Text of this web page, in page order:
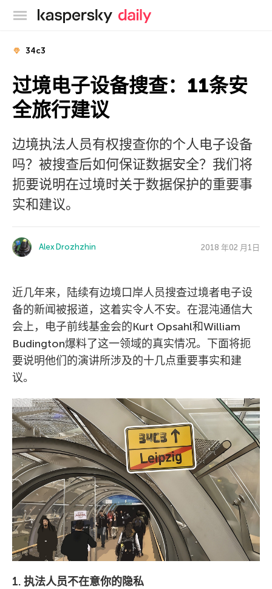
卡巴斯基官方博客
34c3
过境电子设备搜查：11条安
全旅行建议
边境执法人员有权搜查你的个人电子设备
吗？被搜查后如何保证数据安全？我们将
扼要说明在过境时关于数据保护的重要事
实和建议。
Alex Drozhzhin 2018 年02 月1日
近几年来，陆续有边境口岸人员搜查过境者电子设
备的新闻被报道，这着实令人不安。在混沌通信大
会上，电子前线基金会的Kurt Opsahl和William
Budington爆料了这一领域的真实情况。下面将扼
要说明他们的演讲所涉及的十几点重要事实和建
议。
1. 执法人员不在意你的隐私